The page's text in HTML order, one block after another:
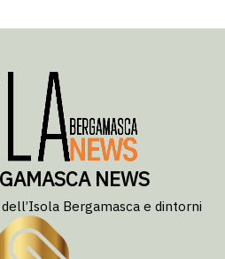
NEWS
Bergamasca e dintorni